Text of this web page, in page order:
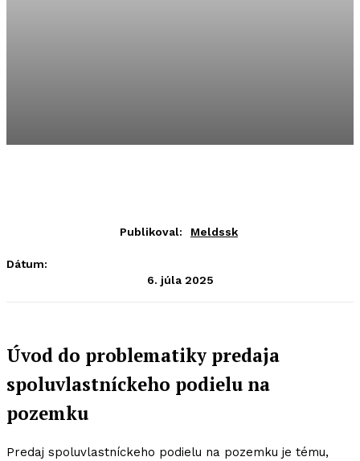
Publikoval: Meldssk
Dátum:
6. júla 2025
Úvod do problematiky predaja
spoluvlastníckeho podielu na
pozemku
Predaj spoluvlastníckeho podielu na pozemku je tému,